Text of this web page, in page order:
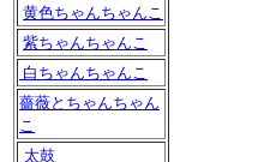
黄色ちゃんちゃんこ
紫ちゃんちゃんこ
白ちゃんちゃんこ
薔薇とちゃんちゃん
こ
太鼓